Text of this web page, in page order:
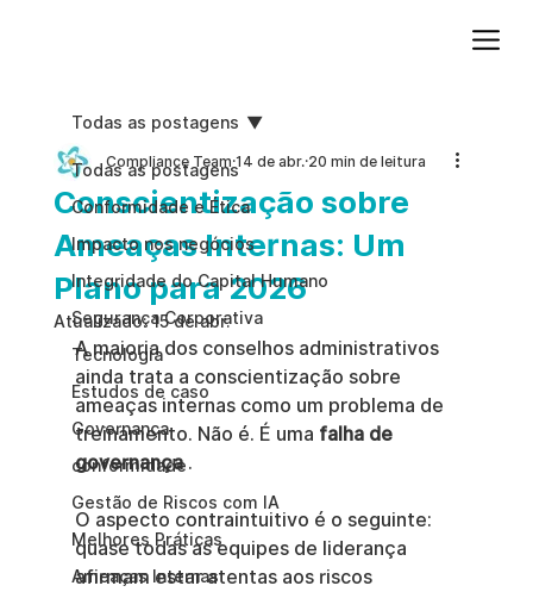
Todas as postagens
Conformidade e Ética
Impacto nos negócios
Integridade do Capital Humano
Segurança Corporativa
Tecnologia
Estudos de caso
Governança
conformidade
Gestão de Riscos com IA
Melhores Práticas
Ameaças Internas
Todas as postagens
Conscientização sobre
Ameaças Internas: Um
Plano para 2026
Compliance Team 14 de abr. 20 min de leitura
Atualizado:15 de abr.
A maioria dos conselhos administrativos
ainda trata a conscientização sobre
ameaças internas como um problema de
treinamento. Não é. É uma falha de
governança .
O aspecto contraintuitivo é o seguinte:
quase todas as equipes de liderança
afirmam estar atentas aos riscos